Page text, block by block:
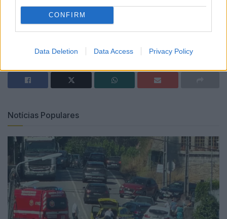
CONFIRM
Data Deletion Data Access Privacy Policy
cior famalicão mixing art ribeirão
Notícias Populares